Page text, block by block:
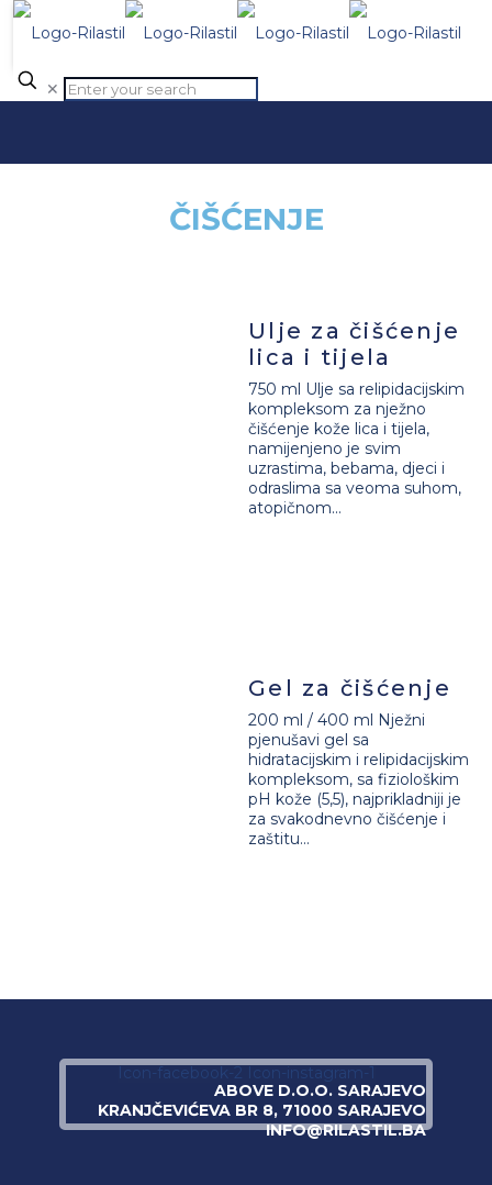
✕
ČIŠĆENJE
Ulje za čišćenje
lica i tijela
750 ml Ulje sa relipidacijskim
kompleksom za nježno
čišćenje kože lica i tijela,
namijenjeno je svim
uzrastima, bebama, djeci i
odraslima sa veoma suhom,
atopičnom...
Gel za čišćenje
200 ml / 400 ml Nježni
pjenušavi gel sa
hidratacijskim i relipidacijskim
kompleksom, sa fiziološkim
pH kože (5,5), najprikladniji je
za svakodnevno čišćenje i
zaštitu...
Icon-facebook-2 Icon-instagram-1
ABOVE D.O.O. SARAJEVO
KRANJČEVIĆEVA BR 8, 71000 SARAJEVO
INFO@RILASTIL.BA